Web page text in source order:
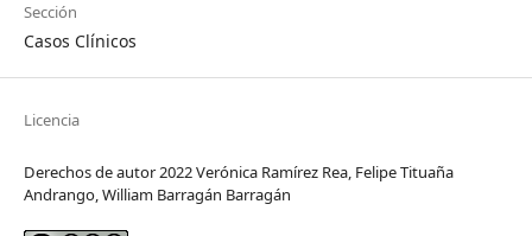
Sección
Casos Clínicos
Licencia
Derechos de autor 2022 Verónica Ramírez Rea, Felipe Tituaña
Andrango, William Barragán Barragán